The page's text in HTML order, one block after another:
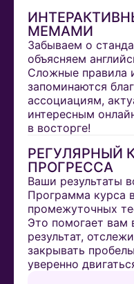
МЕМАМИ
Забываем о
объясняем
Сложные правила
запоминаются
ассоциациям,
интересным
в восторге!
РЕГУЛЯРНЫЙ
ПРОГРЕССА
Ваши результаты
Программа курса
промежуточных
Это помогает вам
результат,
закрывать
уверенно